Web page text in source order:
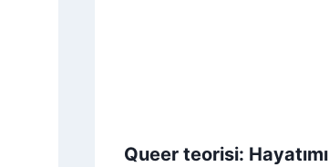
Queer teorisi: Hayatımı